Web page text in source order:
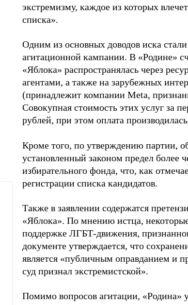
экстремизму, каждое из которых
списка».
Одним из основных доводов иска
агитационной кампании. В «Родине»
«Яблока» распространялась через
агентами, а также на зарубежных
(принадлежит компании Meta,
Совокупная стоимость этих услуг за
рублей, при этом оплата
Кроме того, по утверждению партии,
установленный законом предел более
избирательного фонда, что, как
регистрации списка кандидатов.
Также в заявлении содержатся
«Яблока». По мнению истца,
поддержке ЛГБТ-движения,
документе утверждается, что
является «публичным оправданием и
суд признал экстремистской».
Помимо вопросов агитации, «Родина»